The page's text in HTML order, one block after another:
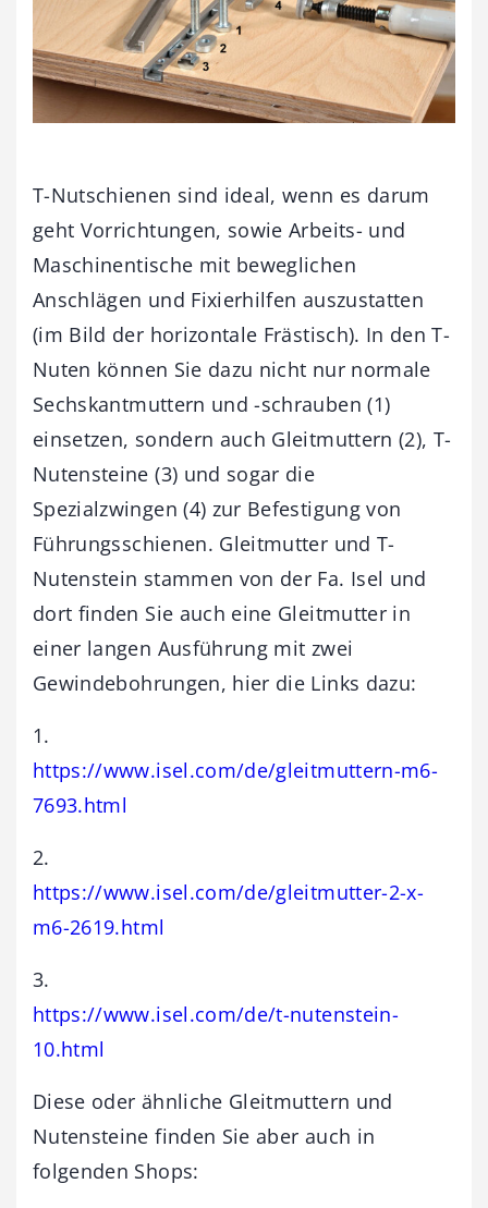
T-Nutschienen sind ideal, wenn es darum
geht Vorrichtungen, sowie Arbeits- und
Maschinentische mit beweglichen
Anschlägen und Fixierhilfen auszustatten
(im Bild der horizontale Frästisch). In den T-
Nuten können Sie dazu nicht nur normale
Sechskantmuttern und -schrauben (1)
einsetzen, sondern auch Gleitmuttern (2), T-
Nutensteine (3) und sogar die
Spezialzwingen (4) zur Befestigung von
Führungsschienen. Gleitmutter und T-
Nutenstein stammen von der Fa. Isel und
dort finden Sie auch eine Gleitmutter in
einer langen Ausführung mit zwei
Gewindebohrungen, hier die Links dazu:
1.
https://www.isel.com/de/gleitmuttern-m6-
7693.html
2.
https://www.isel.com/de/gleitmutter-2-x-
m6-2619.html
3.
https://www.isel.com/de/t-nutenstein-
10.html
Diese oder ähnliche Gleitmuttern und
Nutensteine finden Sie aber auch in
folgenden Shops: